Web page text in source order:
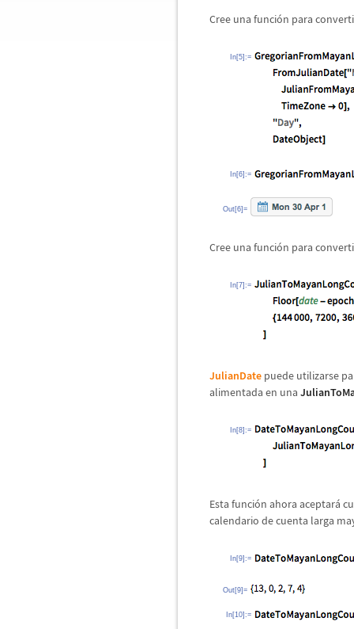
Cree una función para
In[5]:=
In[6]:=
Out[6]=
Cree una función para
In[7]:=
JulianDate puede utilizarse
alimentada en una
In[8]:=
Esta función ahora aceptará
calendario de cuenta larga
In[9]:=
Out[9]=
In[10]:=